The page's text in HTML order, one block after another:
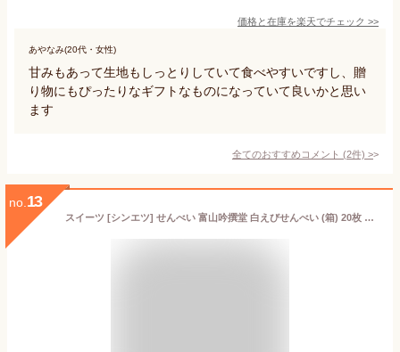
価格と在庫を楽天でチェック >>
あやなみ(20代・女性)
甘みもあって生地もしっとりしていて食べやすいですし、贈
り物にもぴったりなギフトなものになっていて良いかと思い
ます
全てのおすすめコメント (2件) >
no. 13
スイーツ [シンエツ] せんべい 富山吟撰堂 白えびせんべい (箱) 20枚 えびせん 煎餅 おせんべい 富山県 白エビ 白海老 富山湾の宝石 おやつ お茶うけ 和菓子 個包装 お取り寄せスイーツ ギフト